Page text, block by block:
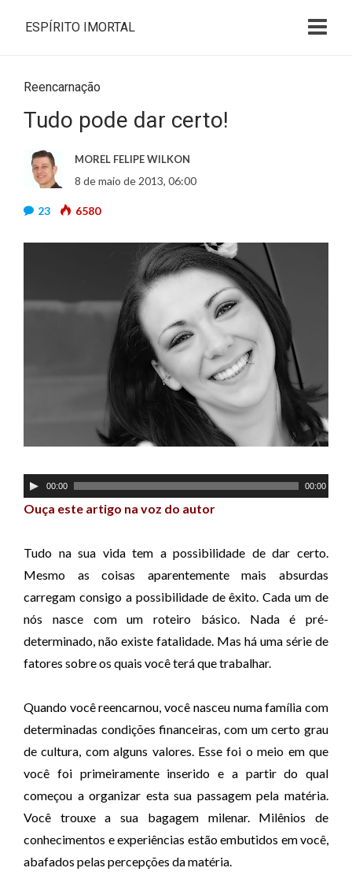
ESPÍRITO IMORTAL
Reencarnação
Tudo pode dar certo!
MOREL FELIPE WILKON
8 de maio de 2013, 06:00
23 6580
T
o
a
d
o
r
d
e
u
d
i
o
00:00 00:00
Ouça este artigo na voz do autor
Tudo na sua vida tem a possibilidade de dar certo.
Mesmo as coisas aparentemente mais absurdas
carregam consigo a possibilidade de êxito. Cada um de
nós nasce com um roteiro básico. Nada é pré-
determinado, não existe fatalidade. Mas há uma série de
fatores sobre os quais você terá que trabalhar.
Quando você reencarnou, você nasceu numa família com
determinadas condições financeiras, com um certo grau
de cultura, com alguns valores. Esse foi o meio em que
você foi primeiramente inserido e a partir do qual
começou a organizar esta sua passagem pela matéria.
Você trouxe a sua bagagem milenar. Milênios de
conhecimentos e experiências estão embutidos em você,
abafados pelas percepções da matéria.